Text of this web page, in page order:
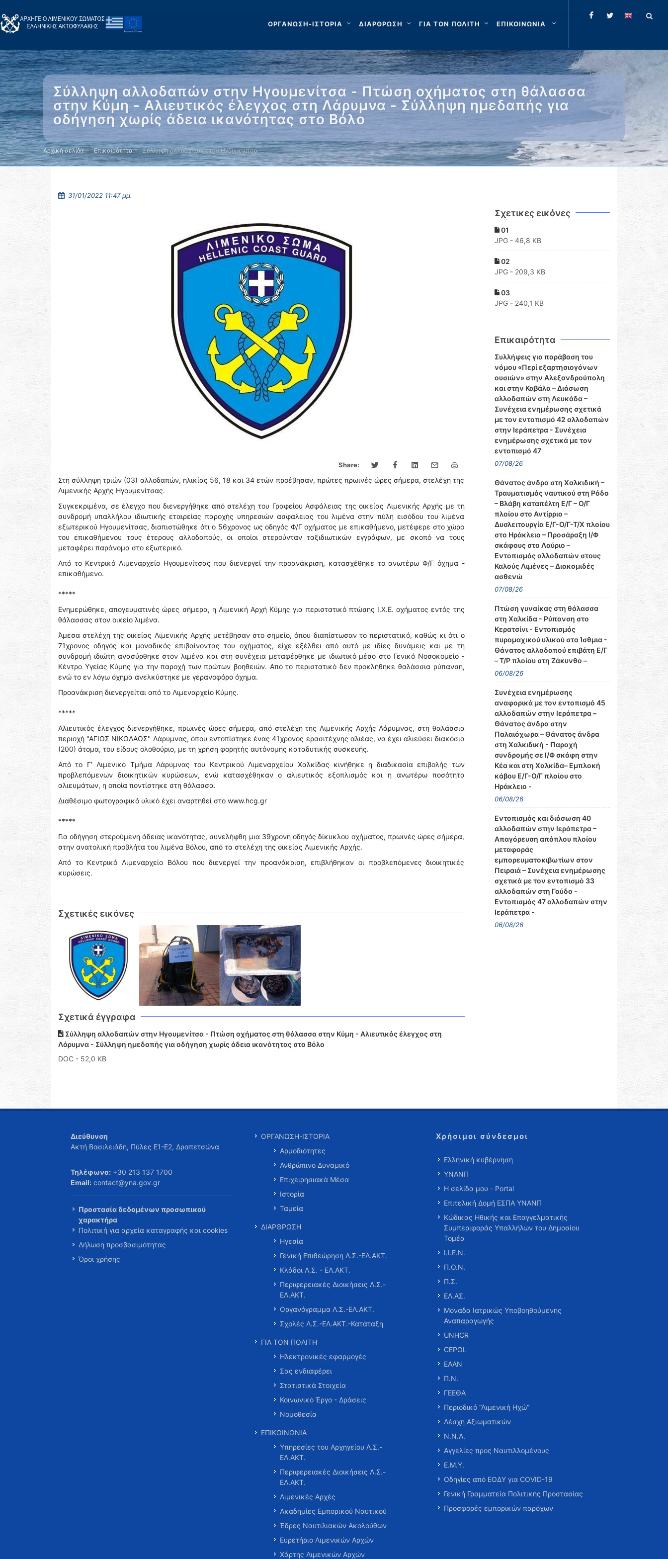
ΟΡΓΑΝΩΣΗ-ΙΣΤΟΡΙΑ ΔΙΑΡΘΡΩΣΗ ΓΙΑ ΤΟΝ ΠΟΛΙΤΗ ΕΠΙΚΟΙΝΩΝΙΑ
Σύλληψη αλλοδαπών στην Ηγουμενίτσα - Πτώση οχήματος στη θάλασσα
στην Κύμη - Αλιευτικός έλεγχος στη Λάρυμνα - Σύλληψη ημεδαπής για
οδήγηση χωρίς άδεια ικανότητας στο Βόλο
Αρχική σελίδα Επικαιρότητα Σύλληψη αλλοδαπών στην Ηγουμενίτσα …
31/01/2022 11:47 μμ.
Share:
Στη σύλληψη τριών (03) αλλοδαπών, ηλικίας 56, 18 και 34 ετών προέβησαν, πρώτες πρωινές ώρες σήμερα, στελέχη της
Λιμενικής Αρχής Ηγουμενίτσας.
Συγκεκριμένα, σε έλεγχο που διενεργήθηκε από στελέχη του Γραφείου Ασφάλειας της οικείας Λιμενικής Αρχής με τη
συνδρομή υπαλλήλου ιδιωτικής εταιρείας παροχής υπηρεσιών ασφάλειας του λιμένα στην πύλη εισόδου του λιμένα
εξωτερικού Ηγουμενίτσας, διαπιστώθηκε ότι ο 56χρονος ως οδηγός Φ/Γ οχήματος με επικαθήμενο, μετέφερε στο χώρο
του επικαθήμενου τους έτερους αλλοδαπούς, οι οποίοι στερούνταν ταξιδιωτικών εγγράφων, με σκοπό να τους
μεταφέρει παράνομα στο εξωτερικό.
Από το Κεντρικό Λιμεναρχείο Ηγουμενίτσας που διενεργεί την προανάκριση, κατασχέθηκε το ανωτέρω Φ/Γ όχημα -
επικαθήμενο.
*****
Ενημερώθηκε, απογευματινές ώρες σήμερα, η Λιμενική Αρχή Κύμης για περιστατικό πτώσης Ι.Χ.Ε. οχήματος εντός της
θάλασσας στον οικείο λιμένα.
Άμεσα στελέχη της οικείας Λιμενικής Αρχής μετέβησαν στο σημείο, όπου διαπίστωσαν το περιστατικό, καθώς κι ότι ο
71χρονος οδηγός και μοναδικός επιβαίνοντας του οχήματος, είχε εξέλθει από αυτό με ιδίες δυνάμεις και με τη
συνδρομή ιδιώτη ανασύρθηκε στον λιμένα και στη συνέχεια μεταφέρθηκε με ιδιωτικό μέσο στο Γενικό Νοσοκομείο -
Κέντρο Υγείας Κύμης για την παροχή των πρώτων βοηθειών. Από το περιστατικό δεν προκλήθηκε θαλάσσια ρύπανση,
ενώ το εν λόγω όχημα ανελκύστηκε με γερανοφόρο όχημα.
Προανάκριση διενεργείται από το Λιμεναρχείο Κύμης.
*****
Αλιευτικός έλεγχος διενεργήθηκε, πρωινές ώρες σήμερα, από στελέχη της Λιμενικής Αρχής Λάρυμνας, στη θαλάσσια
περιοχή ''ΑΓΙΟΣ ΝΙΚΟΛΑΟΣ'' Λάρυμνας, όπου εντοπίστηκε ένας 41χρονος ερασιτέχνης αλιέας, να έχει αλιεύσει διακόσια
(200) άτομα, του είδους ολοθούριο, με τη χρήση φορητής αυτόνομης καταδυτικής συσκευής.
Από το Γ' Λιμενικό Τμήμα Λάρυμνας του Κεντρικού Λιμεναρχείου Χαλκίδας κινήθηκε η διαδικασία επιβολής των
προβλεπόμενων διοικητικών κυρώσεων, ενώ κατασχέθηκαν ο αλιευτικός εξοπλισμός και η ανωτέρω ποσότητα
αλιευμάτων, η οποία ποντίστηκε στη θάλασσα.
Διαθέσιμο φωτογραφικό υλικό έχει αναρτηθεί στο www.hcg.gr
*****
Για οδήγηση στερούμενη άδειας ικανότητας, συνελήφθη μια 39χρονη οδηγός δίκυκλου οχήματος, πρωινές ώρες σήμερα,
στην ανατολική προβλήτα του λιμένα Βόλου, από τα στελέχη της οικείας Λιμενικής Αρχής.
Από το Κεντρικό Λιμεναρχείο Βόλου που διενεργεί την προανάκριση, επιβλήθηκαν οι προβλεπόμενες διοικητικές
κυρώσεις.
Σχετικές εικόνες
Σχετικά έγγραφα
Σύλληψη αλλοδαπών στην Ηγουμενίτσα - Πτώση οχήματος στη θάλασσα στην Κύμη - Αλιευτικός έλεγχος στη
Λάρυμνα - Σύλληψη ημεδαπής για οδήγηση χωρίς άδεια ικανότητας στο Βόλο
DOC - 52,0 KB
Σχετικες εικόνες
01
JPG - 46,8 KB
02
JPG - 209,3 KB
03
JPG - 240,1 KB
Επικαιρότητα
Συλλήψεις για παράβαση του
νόμου «Περί εξαρτησιογόνων
ουσιών» στην Αλεξανδρούπολη
και στην Καβάλα – Διάσωση
αλλοδαπών στη Λευκάδα –
Συνέχεια ενημέρωσης σχετικά
με τον εντοπισμό 42 αλλοδαπών
στην Ιεράπετρα - Συνέχεια
ενημέρωσης σχετικά με τον
εντοπισμό 47
07/08/26
Θάνατος άνδρα στη Χαλκιδική –
Τραυματισμός ναυτικού στη Ρόδο
– Βλάβη καταπέλτη Ε/Γ – Ο/Γ
πλοίου στο Αντίρριο –
Δυσλειτουργία Ε/Γ-Ο/Γ-Τ/Χ πλοίου
στο Ηράκλειο – Προσάραξη Ι/Φ
σκάφους στο Λαύριο –
Εντοπισμός αλλοδαπών στους
Καλούς Λιμένες – Διακομιδές
ασθενώ
07/08/26
Πτώση γυναίκας στη θάλασσα
στη Χαλκίδα - Ρύπανση στο
Κερατσίνι - Εντοπισμός
πυρομαχικού υλικού στα Ίσθμια -
Θάνατος αλλοδαπού επιβάτη Ε/Γ
– Τ/Ρ πλοίου στη Ζάκυνθο –
06/08/26
Συνέχεια ενημέρωσης
αναφορικά με τον εντοπισμό 45
αλλοδαπών στην Ιεράπετρα –
Θάνατος άνδρα στην
Παλαιόχωρα – Θάνατος άνδρα
στη Χαλκιδική - Παροχή
συνδρομής σε Ι/Φ σκάφη στην
Κέα και στη Χαλκίδα– Εμπλοκή
κάβου Ε/Γ-Ο/Γ πλοίου στο
Ηράκλειο -
06/08/26
Εντοπισμός και διάσωση 40
αλλοδαπών στην Ιεράπετρα –
Απαγόρευση απόπλου πλοίου
μεταφοράς
εμπορευματοκιβωτίων στον
Πειραιά – Συνέχεια ενημέρωσης
σχετικά με τον εντοπισμό 33
αλλοδαπών στη Γαύδο -
Εντοπισμός 47 αλλοδαπών στην
Ιεράπετρα -
06/08/26
Διεύθυνση
Ακτή Βασιλειάδη, Πύλες Ε1-Ε2, Δραπετσώνα
Τηλέφωνο: +30 213 137 1700
Email: contact@yna.gov.gr
Προστασία δεδομένων προσωπικού
χαρακτήρα
Πολιτική για αρχεία καταγραφής και cookies
Δήλωση προσβασιμότητας
Όροι χρήσης
ΟΡΓΑΝΩΣΗ-ΙΣΤΟΡΙΑ
Αρμοδιότητες
Ανθρώπινο Δυναμικό
Επιχειρησιακά Μέσα
Ιστορία
Ταμεία
ΔΙΑΡΘΡΩΣΗ
Ηγεσία
Γενική Επιθεώρηση Λ.Σ.-ΕΛ.ΑΚΤ.
Κλάδοι Λ.Σ. - ΕΛ.ΑΚΤ.
Περιφερειακές Διοικήσεις Λ.Σ.-
ΕΛ.ΑΚΤ.
Οργανόγραμμα Λ.Σ.-ΕΛ.ΑΚΤ.
Σχολές Λ.Σ.-ΕΛ.ΑΚΤ.-Κατάταξη
ΓΙΑ ΤΟΝ ΠΟΛΙΤΗ
Ηλεκτρονικές εφαρμογές
Σας ενδιαφέρει
Στατιστικά Στοιχεία
Κοινωνικό Έργο - Δράσεις
Νομοθεσία
ΕΠΙΚΟΙΝΩΝΙΑ
Υπηρεσίες του Αρχηγείου Λ.Σ.-
ΕΛ.ΑΚΤ.
Περιφερειακές Διοικήσεις Λ.Σ.-
ΕΛ.ΑΚΤ.
Λιμενικές Αρχές
Ακαδημίες Εμπορικού Ναυτικού
Έδρες Ναυτιλιακών Ακολούθων
Ευρετήριο Λιμενικών Αρχών
Χάρτης Λιμενικών Αρχών
Χρήσιμοι σύνδεσμοι
Ελληνική κυβέρνηση
ΥΝΑΝΠ
Η σελίδα μου - Portal
Επιτελική Δομή ΕΣΠΑ ΥΝΑΝΠ
Κώδικας Ηθικής και Επαγγελματικής
Συμπεριφοράς Υπαλλήλων του Δημοσίου
Τομέα
Ι.Ι.Ε.Ν.
Π.Ο.Ν.
Π.Σ.
ΕΛ.ΑΣ.
Μονάδα Ιατρικώς Υποβοηθούμενης
Αναπαραγωγής
UNHCR
CEPOL
ΕΑΑΝ
Π.Ν.
ΓΕΕΘΑ
Περιοδικό “Λιμενική Ηχώ”
Λέσχη Αξιωματικών
Ν.Ν.Α.
Αγγελίες προς Ναυτιλλομένους
Ε.Μ.Υ.
Οδηγίες από ΕΟΔΥ για COVID-19
Γενική Γραμματεία Πολιτικής Προστασίας
Προσφορές εμπορικών παρόχων